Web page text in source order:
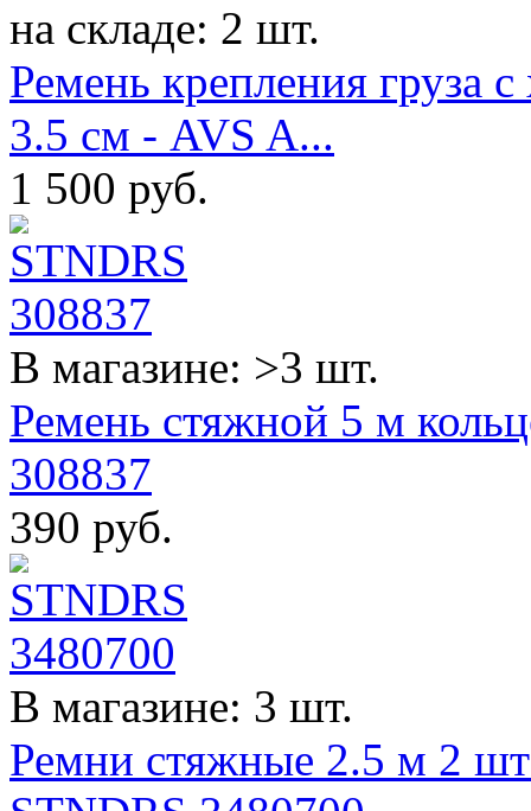
на складе: 2 шт.
Ремень крепления груза
3.5 см - AVS A...
1 500 руб.
В магазине: >3 шт.
Ремень стяжной 5 м
308837
390 руб.
В магазине: 3 шт.
Ремни стяжные 2.5 м 2